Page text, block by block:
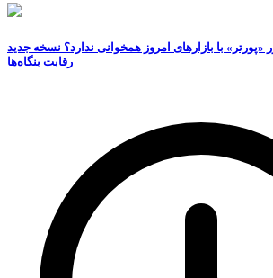
با بازارهای امروز همخوانی ندارد؟ نسخه جدید
رقابت‌ بنگاه‌ها